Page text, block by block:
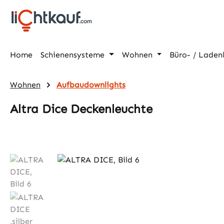
Hauptinhalt springen
Zur Suche springen
Zur Hauptnavigation springen
Home Schienensysteme Wohnen Büro- /
Wohnen Aufbaudownlights
Altra Dice Deckenleuchte
Bildergalerie überspringen